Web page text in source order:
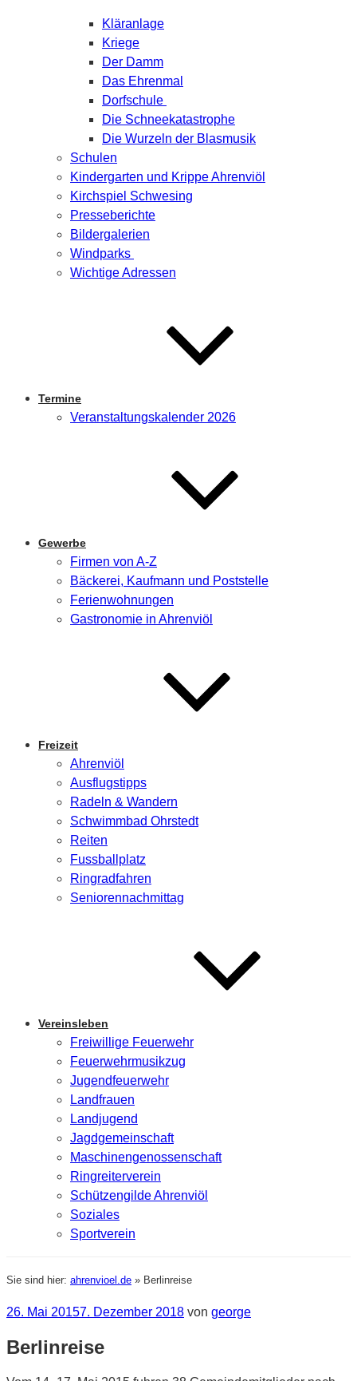
Kläranlage
Kriege
Der Damm
Das Ehrenmal
Dorfschule
Die Schneekatastrophe
Die Wurzeln der Blasmusik
Schulen
Kindergarten und Krippe Ahrenviöl
Kirchspiel Schwesing
Presseberichte
Bildergalerien
Windparks
Wichtige Adressen
Termine
Veranstaltungskalender 2026
Gewerbe
Firmen von A-Z
Bäckerei, Kaufmann und Poststelle
Ferienwohnungen
Gastronomie in Ahrenviöl
Freizeit
Ahrenviöl
Ausflugstipps
Radeln & Wandern
Schwimmbad Ohrstedt
Reiten
Fussballplatz
Ringradfahren
Seniorennachmittag
Vereinsleben
Freiwillige Feuerwehr
Feuerwehrmusikzug
Jugendfeuerwehr
Landfrauen
Landjugend
Jagdgemeinschaft
Maschinengenossenschaft
Ringreiterverein
Schützengilde Ahrenviöl
Soziales
Sportverein
Sie sind hier: ahrenvioel.de » Berlinreise
Veröffentlicht
26. Mai 20157. Dezember 2018 von george
Berlinreise